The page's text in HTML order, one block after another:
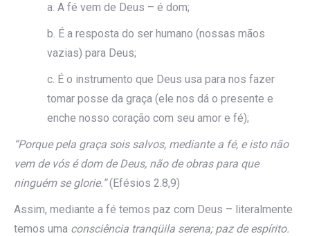
a. A fé vem de Deus – é dom;
b. É a resposta do ser humano (nossas mãos
vazias) para Deus;
c. É o instrumento que Deus usa para nos fazer
tomar posse da graça (ele nos dá o presente e
enche nosso coração com seu amor e fé);
“Porque pela graça sois salvos, mediante a fé, e isto não
vem de vós é dom de Deus, não de obras para que
ninguém se glorie.”(Efésios 2.8,9)
Assim, mediante a fé temos paz com Deus – literalmente
temos uma consciência tranqüila serena; paz de espírito.